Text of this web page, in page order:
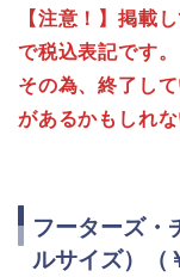
【注意！】掲載
で税込表記です。
その為、終了し
があるかもしれ
フーターズ・
ルサイズ）（